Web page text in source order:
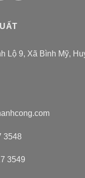
Lộ 9, Xã Bình Mỹ,
3548
3549